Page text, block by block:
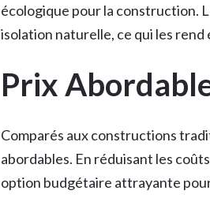
écologique pour la construction.
isolation naturelle, ce qui les
Prix
Comparés aux constructions
abordables. En réduisant les
option budgétaire attrayante